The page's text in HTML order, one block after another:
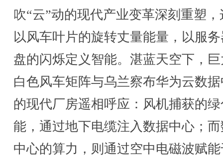
吹“云”动的现代产业变革深刻重塑，
以风车叶片的旋转丈量能量，以服
盘的闪烁定义智能。湛蓝天空下，
白色风车矩阵与乌兰察布华为云数
的现代厂房遥相呼应：风机捕获的
能，通过地下电缆注入数据中心；
中心的算力，则通过空中电磁波赋